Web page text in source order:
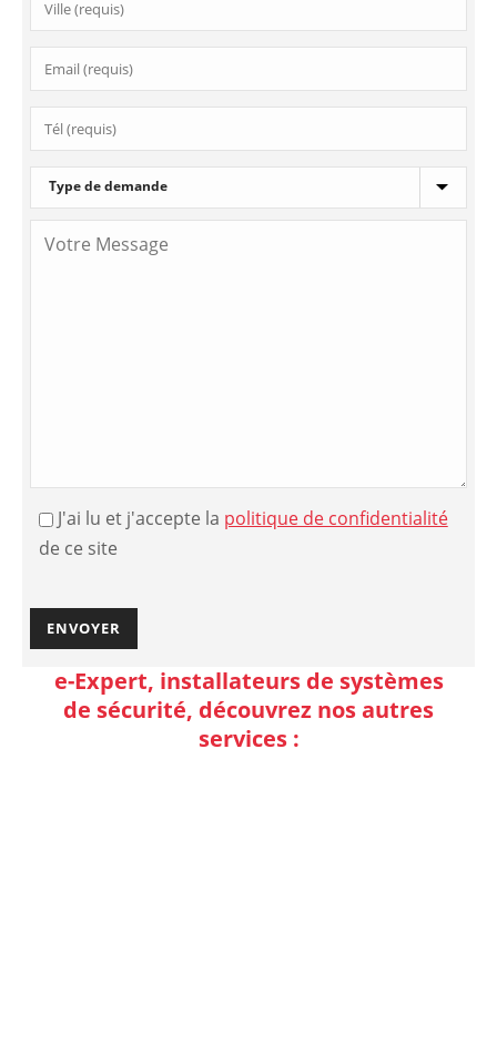
J'ai lu et j'accepte la politique de confidentialité
de ce site
e-Expert, installateurs de systèmes
de sécurité, découvrez nos autres
services :